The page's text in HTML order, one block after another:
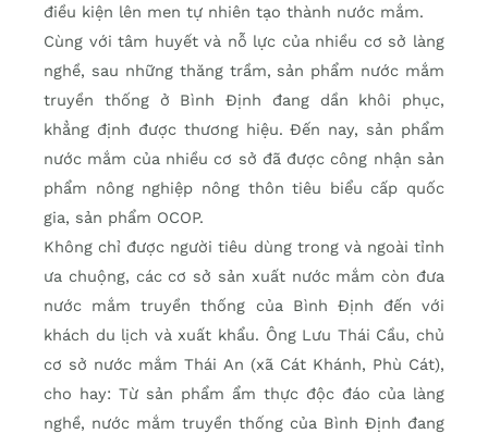
điều kiện lên men tự nhiên tạo thành nước mắm.
Cùng với tâm huyết và nỗ lực của nhiều cơ sở làng
nghề, sau những thăng trầm, sản phẩm nước mắm
truyền thống ở Bình Định đang dần khôi phục,
khẳng định được thương hiệu. Đến nay, sản phẩm
nước mắm của nhiều cơ sở đã được công nhận sản
phẩm nông nghiệp nông thôn tiêu biểu cấp quốc
gia, sản phẩm OCOP.
Không chỉ được người tiêu dùng trong và ngoài tỉnh
ưa chuộng, các cơ sở sản xuất nước mắm còn đưa
nước mắm truyền thống của Bình Định đến với
khách du lịch và xuất khẩu. Ông Lưu Thái Cầu, chủ
cơ sở nước mắm Thái An (xã Cát Khánh, Phù Cát),
cho hay: Từ sản phẩm ẩm thực độc đáo của làng
nghề, nước mắm truyền thống của Bình Định đang